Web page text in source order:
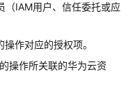
（IAM用户、信任委托或应
作对应的授权项。
操作所关联的华为云资